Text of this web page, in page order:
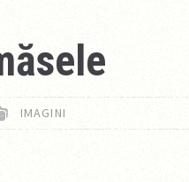
IMAGINI